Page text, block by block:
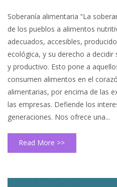
Soberanía alimentaria “La
de los pueblos a alimentos
adecuados, accesibles,
ecológica, y su derecho a
y productivo. Esto pone a
consumen alimentos en el
alimentarias, por encima de las
las empresas. Defiende los
generaciones. Nos ofrece una...
Read More >>